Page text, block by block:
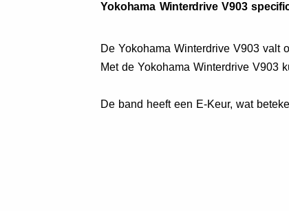
Yokohama Winterdrive V903
De Yokohama Winterdrive V903 valt
Met de Yokohama Winterdrive V903
De band heeft een E-Keur, wat